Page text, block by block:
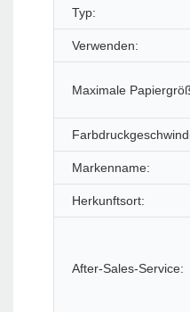
Typ:
Verwenden:
Maximale
Markenname:
Herkunftsort:
After-Sales-Service: